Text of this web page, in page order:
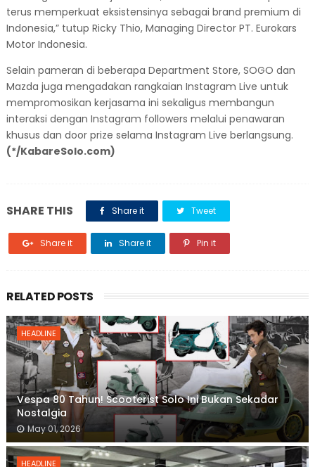
terus memperkuat eksistensinya sebagai brand premium di
Indonesia,” tutup Ricky Thio, Managing Director PT. Eurokars
Motor Indonesia.
Selain pameran di beberapa Department Store, SOGO dan
Mazda juga mengadakan rangkaian Instagram Live untuk
mempromosikan kerjasama ini sekaligus membangun
interaksi dengan Instagram followers melalui penawaran
khusus dan door prize selama Instagram Live berlangsung.
(*/KabareSolo.com)
SHARE THIS Share it Tweet
Share it Share it Pin it
RELATED POSTS
HEADLINE
Vespa 80 Tahun! Scooterist Solo Ini Bukan Sekadar
Nostalgia
May 01, 2026
HEADLINE